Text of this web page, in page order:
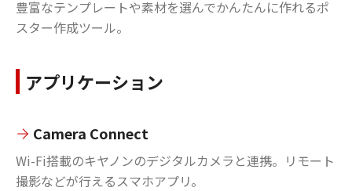
豊富なテンプレートや素材を選んでかんたんに作れるポ
スター作成ツール。
アプリケーション
Camera Connect
Wi-Fi搭載のキヤノンのデジタルカメラと連携。リモート
撮影などが行えるスマホアプリ。